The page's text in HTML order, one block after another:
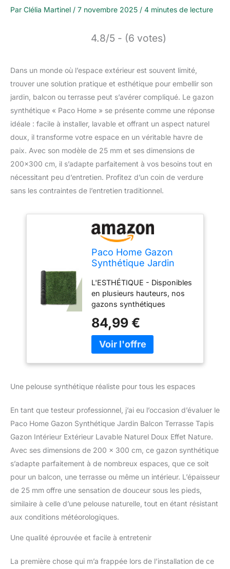
Par Clélia Martinel / 7 novembre 2025 / 4 minutes de lecture
4.8/5 - (6 votes)
Dans un monde où l’espace extérieur est souvent limité,
trouver une solution pratique et esthétique pour embellir son
jardin, balcon ou terrasse peut s’avérer compliqué. Le gazon
synthétique « Paco Home » se présente comme une réponse
idéale : facile à installer, lavable et offrant un aspect naturel
doux, il transforme votre espace en un véritable havre de
paix. Avec son modèle de 25 mm et ses dimensions de
200×300 cm, il s’adapte parfaitement à vos besoins tout en
nécessitant peu d’entretien. Profitez d’un coin de verdure
sans les contraintes de l’entretien traditionnel.
Paco Home Gazon
Synthétique Jardin
Gazon Intérieur
Extérieur Lavable
Naturel Doux Effet
Nature, Modèle:25mm,
Dimension:200x300cm
L'ESTHÉTIQUE - Disponibles
en plusieurs hauteurs, nos
gazons synthétiques
fonction des goûts de
chacun. De couleur vert
gazon, ils demandent peu
avons tous besoin d'un peu
synthétique peut s'utiliser
partout pour transformer un
sol triste en oasis de bien-
Son mélange de matières
robustes lui assure un
toucher agréable et
authentique et garantit une
DÉTAILS - Grâce à sa surface
perméable à l'eau, le gazon
facilement et est adapté aux
compagnie. LE SERVICE– -
84,99 €
Une pelouse synthétique réaliste pour tous les espaces
En tant que testeur professionnel, j’ai eu l’occasion d’évaluer le
Paco Home Gazon Synthétique Jardin Balcon Terrasse Tapis
Gazon Intérieur Extérieur Lavable Naturel Doux Effet Nature.
Avec ses dimensions de 200 x 300 cm, ce gazon synthétique
s’adapte parfaitement à de nombreux espaces, que ce soit
pour un balcon, une terrasse ou même un intérieur. L’épaisseur
de 25 mm offre une sensation de douceur sous les pieds,
similaire à celle d’une pelouse naturelle, tout en étant résistant
aux conditions météorologiques.
Une qualité éprouvée et facile à entretenir
La première chose qui m’a frappée lors de l’installation de ce